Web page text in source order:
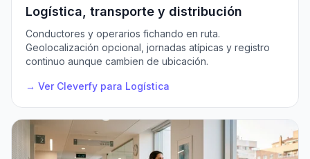
Logística, transporte y distribución
Conductores y operarios fichando en ruta.
Geolocalización opcional, jornadas atípicas y registro
continuo aunque cambien de ubicación.
→ Ver Cleverfy para Logística